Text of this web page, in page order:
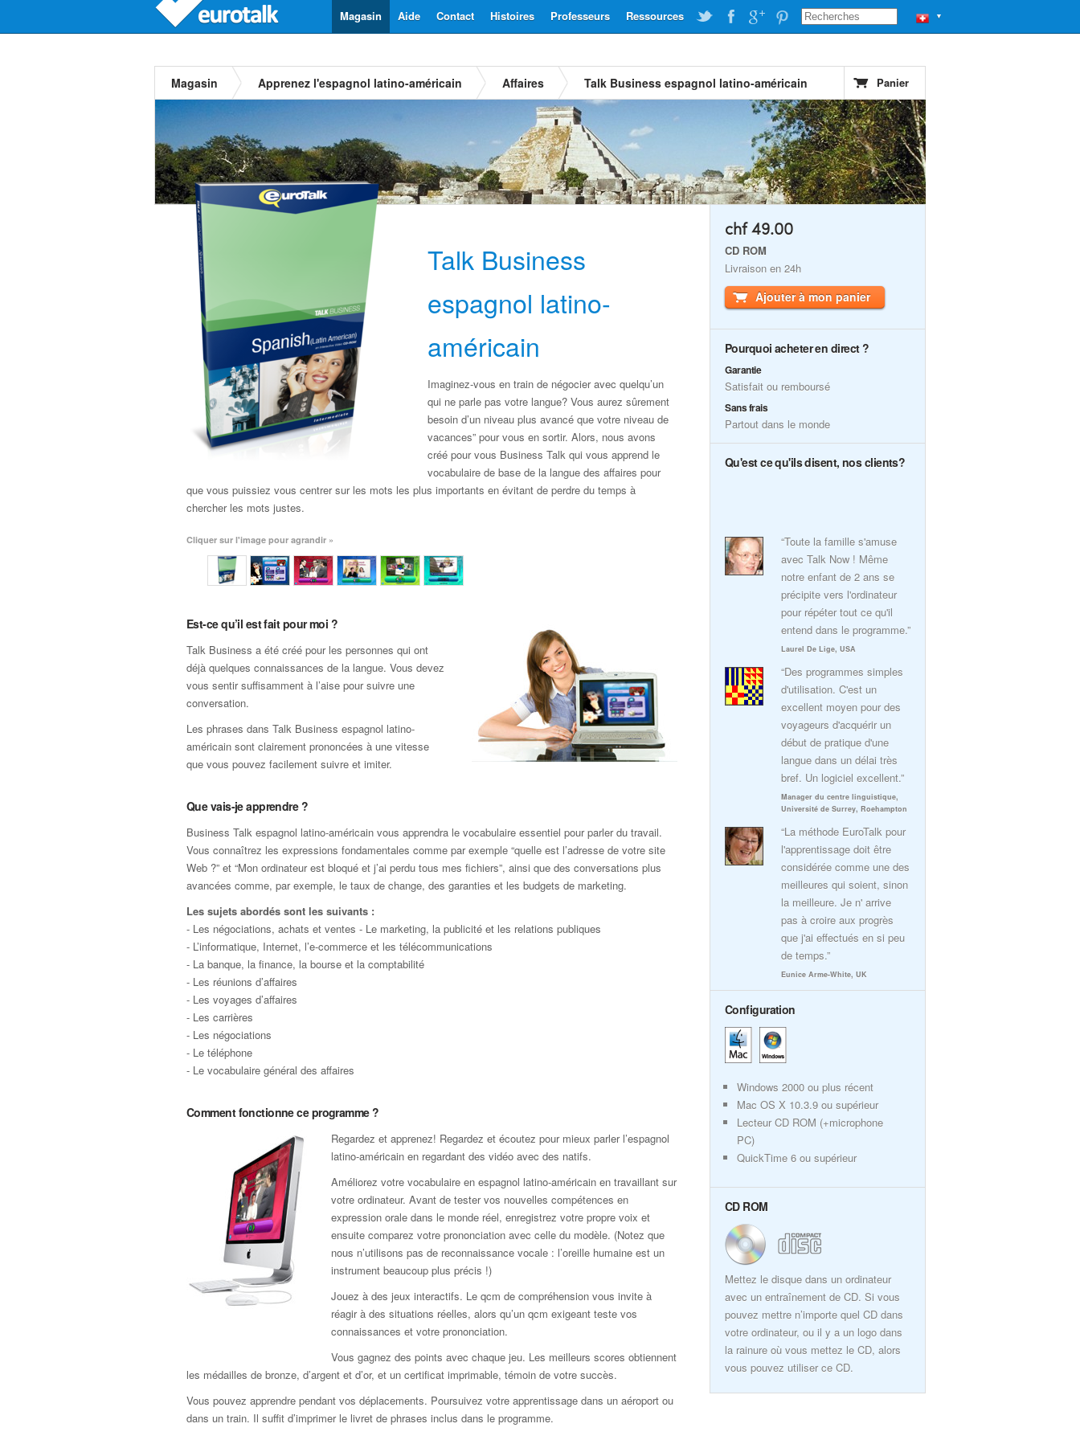
▼
Ressources
Professeurs
Histoires
Contact
Aide
Magasin
Magasin Apprenez l'espagnol latino-américain Affaires Talk Business espagnol latino-américain Panier
Talk Business
espagnol latino-
américain
Imaginez-vous en train de négocier avec quelqu’un
qui ne parle pas votre langue? Vous aurez sûrement
besoin d’un niveau plus avancé que votre niveau de
vacances” pour vous en sortir. Alors, nous avons
créé pour vous Business Talk qui vous apprend le
vocabulaire de base de la langue des affaires pour
que vous puissiez vous centrer sur les mots les plus importants en évitant de perdre du temps à
chercher les mots justes.
Cliquer sur l'image pour agrandir »
Est-ce qu’il est fait pour moi ?
Talk Business a été créé pour les personnes qui ont
déjà quelques connaissances de la langue. Vous devez
vous sentir suffisamment à l’aise pour suivre une
conversation.
Les phrases dans Talk Business espagnol latino-
américain sont clairement prononcées à une vitesse
que vous pouvez facilement suivre et imiter.
Que vais-je apprendre ?
Business Talk espagnol latino-américain vous apprendra le vocabulaire essentiel pour parler du travail.
Vous connaîtrez les expressions fondamentales comme par exemple “quelle est l’adresse de votre site
Web ?” et “Mon ordinateur est bloqué et j’ai perdu tous mes fichiers”, ainsi que des conversations plus
avancées comme, par exemple, le taux de change, des garanties et les budgets de marketing.
Les sujets abordés sont les suivants :
- Les négociations, achats et ventes - Le marketing, la publicité et les relations publiques
- L’informatique, Internet, l’e-commerce et les télécommunications
- La banque, la finance, la bourse et la comptabilité
- Les réunions d’affaires
- Les voyages d’affaires
- Les carrières
- Les négociations
- Le téléphone
- Le vocabulaire général des affaires
Comment fonctionne ce programme ?
Regardez et apprenez! Regardez et écoutez pour mieux parler l’espagnol
latino-américain en regardant des vidéo avec des natifs.
Améliorez votre vocabulaire en espagnol latino-américain en travaillant sur
votre ordinateur. Avant de tester vos nouvelles compétences en
expression orale dans le monde réel, enregistrez votre propre voix et
ensuite comparez votre prononciation avec celle du modèle. (Notez que
nous n’utilisons pas de reconnaissance vocale : l’oreille humaine est un
instrument beaucoup plus précis !)
Jouez à des jeux interactifs. Le qcm de compréhension vous invite à
réagir à des situations réelles, alors qu’un qcm exigeant teste vos
connaissances et votre prononciation.
Vous gagnez des points avec chaque jeu. Les meilleurs scores obtiennent
les médailles de bronze, d’argent et d’or, et un certificat imprimable, témoin de votre succès.
Vous pouvez apprendre pendant vos déplacements. Poursuivez votre apprentissage dans un aéroport ou
dans un train. Il suffit d’imprimer le livret de phrases inclus dans le programme.
chf 49.00
CD ROM
Livraison en 24h
Ajouter à mon panier
Pourquoi acheter en direct ?
Garantie
Satisfait ou remboursé
Sans frais
Partout dans le monde
Qu'est ce qu'ils disent, nos clients?
“Toute la famille s'amuse
avec Talk Now ! Même
notre enfant de 2 ans se
précipite vers l'ordinateur
pour répéter tout ce qu'il
entend dans le programme.”
Laurel De Lige, USA
“Des programmes simples
d'utilisation. C'est un
excellent moyen pour des
voyageurs d'acquérir un
début de pratique d'une
langue dans un délai très
bref. Un logiciel excellent.”
Manager du centre linguistique,
Université de Surrey, Roehampton
“La méthode EuroTalk pour
l'apprentissage doit être
considérée comme une des
meilleures qui soient, sinon
la meilleure. Je n' arrive
pas à croire aux progrès
que j'ai effectués en si peu
de temps.”
Eunice Arme-White, UK
Configuration
Windows 2000 ou plus récent
Mac OS X 10.3.9 ou supérieur
Lecteur CD ROM (+microphone
PC)
QuickTime 6 ou supérieur
CD ROM
Mettez le disque dans un ordinateur
avec un entraînement de CD. Si vous
pouvez mettre n’importe quel CD dans
votre ordinateur, ou il y a un logo dans
la rainure où vous mettez le CD, alors
vous pouvez utiliser ce CD.